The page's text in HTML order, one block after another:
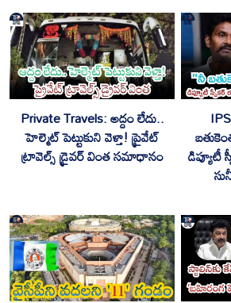
Private Travels: అద్దం లేదు..
హెల్మెట్ పెట్టుకుని వెళ్తా! ప్రైవేట్
ట్రావెల్స్ డ్రైవర్ వింత సమాధానం డిప్యూటీ